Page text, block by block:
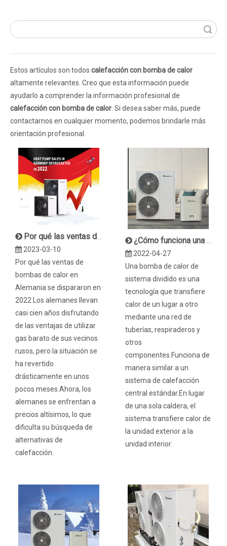
Estos artículos son todos calefacción con bomba de calor
altamente relevantes. Creo que esta información puede
ayudarlo a comprender la información profesional de
calefacción con bomba de calor . Si desea saber más, puede
contactarnos en cualquier momento, podemos brindarle más
orientación profesional.
Por qué las ventas de bombas de calor en Alemania se dispararon en 2022
2023-03-10
Por qué las ventas de
bombas de calor en
Alemania se dispararon en
2022 Los alemanes llevan
casi cien años disfrutando
de las ventajas de utilizar
gas barato de sus vecinos
rusos, pero la situación se
ha revertido
drásticamente en unos
pocos meses.Ahora, los
alemanes se enfrentan a
precios altísimos, lo que
dificulta su búsqueda de
alternativas de
calefacción.
¿Cómo funciona una bomba de calor dividida?
2022-04-27
Una bomba de calor de
sistema dividido es una
tecnología que transfiere
calor de un lugar a otro
mediante una red de
tuberías, respiraderos y
otros
componentes.Funciona de
manera similar a un
sistema de calefacción
central estándar.En lugar
de una sola caldera, el
sistema transfiere calor de
la unidad exterior a la
unidad interior.